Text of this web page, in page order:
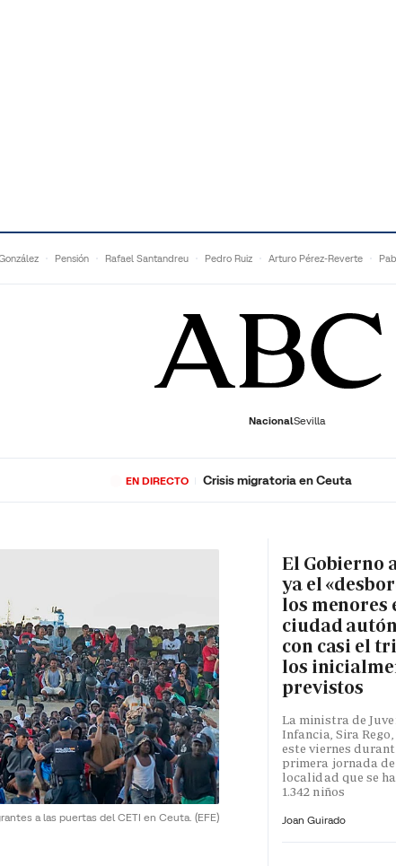
Pensión Rafael Santandreu Pedro Ruiz Arturo Pérez-Reverte
NacionalSevilla
ECONOMÍADEPORTES SOCIEDADCULTURAGENTEPLAY
EN DIRECTO Crisis migratoria en Ceuta
a las puertas del CETI en Ceuta. (EFE)
El Gobierno
ya el
los menores
ciudad
con casi el
los
previstos
La ministra de
Infancia, Sira
este viernes
primera jornada
localidad que se
1.342 niños
Joan Guirado